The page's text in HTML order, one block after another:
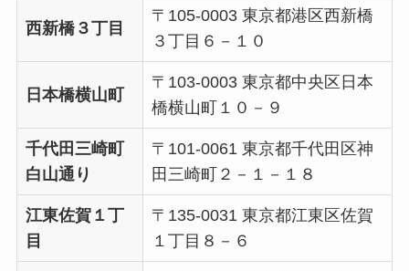
西新橋３丁目
〒105-0003 東京都港区西新橋
３丁目６－１０
日本橋横山町
〒103-0003 東京都中央区日本
橋横山町１０－９
千代田三崎町
白山通り
〒101-0061 東京都千代田区神
田三崎町２－１－１８
江東佐賀１丁
目
〒135-0031 東京都江東区佐賀
１丁目８－６